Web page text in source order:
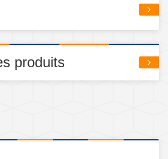
produits